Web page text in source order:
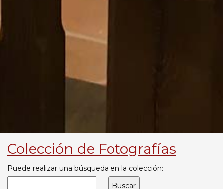
Colección de Fotografías
Puede realizar una búsqueda en la colección: